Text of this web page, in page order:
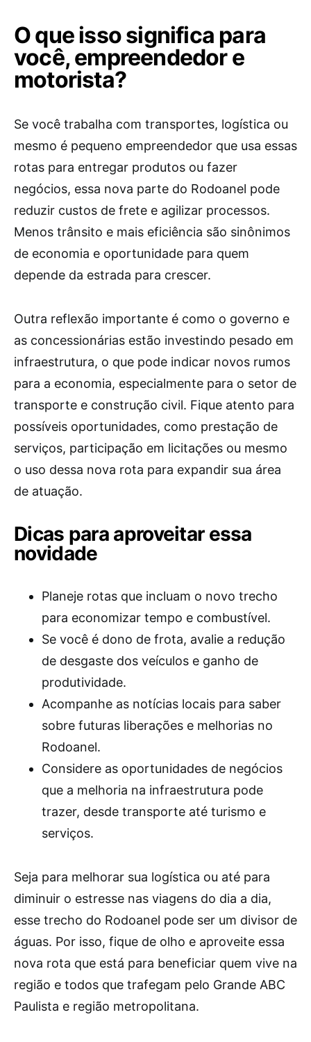
O que isso significa para
você, empreendedor e
motorista?
Se você trabalha com transportes, logística ou
mesmo é pequeno empreendedor que usa essas
rotas para entregar produtos ou fazer
negócios, essa nova parte do Rodoanel pode
reduzir custos de frete e agilizar processos.
Menos trânsito e mais eficiência são sinônimos
de economia e oportunidade para quem
depende da estrada para crescer.
Outra reflexão importante é como o governo e
as concessionárias estão investindo pesado em
infraestrutura, o que pode indicar novos rumos
para a economia, especialmente para o setor de
transporte e construção civil. Fique atento para
possíveis oportunidades, como prestação de
serviços, participação em licitações ou mesmo
o uso dessa nova rota para expandir sua área
de atuação.
Dicas para aproveitar essa
novidade
Planeje rotas que incluam o novo trecho
para economizar tempo e combustível.
Se você é dono de frota, avalie a redução
de desgaste dos veículos e ganho de
produtividade.
Acompanhe as notícias locais para saber
sobre futuras liberações e melhorias no
Rodoanel.
Considere as oportunidades de negócios
que a melhoria na infraestrutura pode
trazer, desde transporte até turismo e
serviços.
Seja para melhorar sua logística ou até para
diminuir o estresse nas viagens do dia a dia,
esse trecho do Rodoanel pode ser um divisor de
águas. Por isso, fique de olho e aproveite essa
nova rota que está para beneficiar quem vive na
região e todos que trafegam pelo Grande ABC
Paulista e região metropolitana.